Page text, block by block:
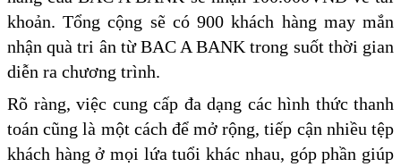
khoản. Tổng cộng sẽ có 900 khách hàng may mắn
nhận quà tri ân từ BAC A BANK trong suốt thời gian
diễn ra chương trình.
Rõ ràng, việc cung cấp đa dạng các hình thức thanh
toán cũng là một cách để mở rộng, tiếp cận nhiều tệp
khách hàng ở mọi lứa tuổi khác nhau, góp phần giúp